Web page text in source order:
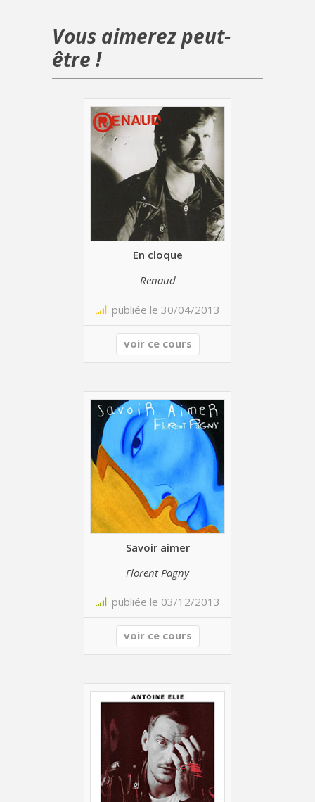
Vous aimerez peut-
être !
En cloque
Renaud
publiée le 30/04/2013
voir ce cours
Savoir aimer
Florent Pagny
publiée le 03/12/2013
voir ce cours